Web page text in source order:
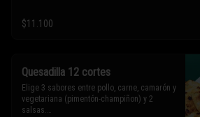
Sólo puedes solicitar eliminar un
ingrediente.
$11.100
Quesadilla 12 cortes
Elige 3 sabores entre pollo, carne, camarón y
vegetariana (pimentón-champiñon) y 2
salsas.